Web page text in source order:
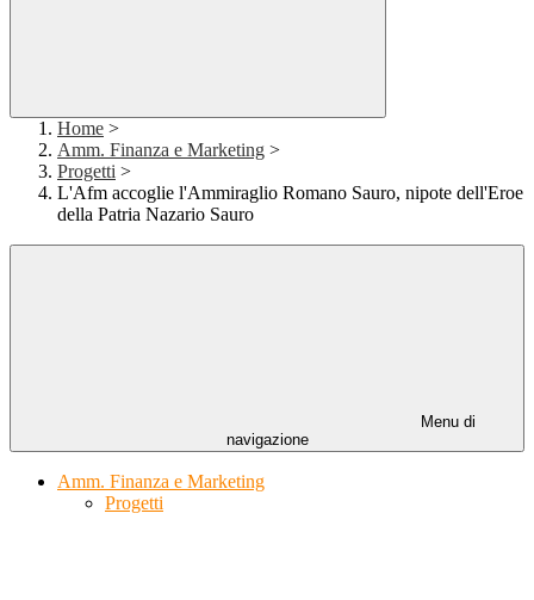
Home >
Amm. Finanza e Marketing >
Progetti >
L'Afm accoglie l'Ammiraglio Romano Sauro, nipote dell'Eroe
della Patria Nazario Sauro
Menu di
navigazione
Amm. Finanza e Marketing
Progetti